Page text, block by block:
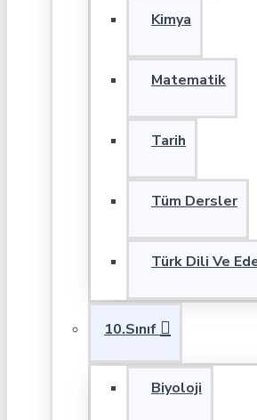
Kimya
Matematik
Tarih
Tüm Dersler
Türk Dili Ve
10.Sınıf
Biyoloji